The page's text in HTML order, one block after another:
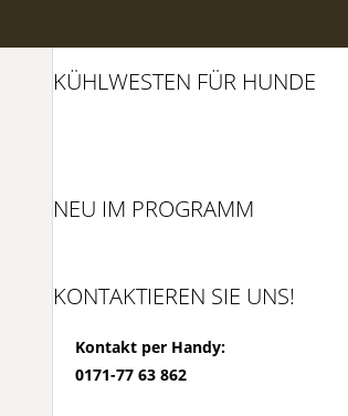
KÜHLWESTEN FÜR HUNDE
NEU IM PROGRAMM
KONTAKTIEREN SIE UNS!
Kontakt per Handy:
0171-77 63 862